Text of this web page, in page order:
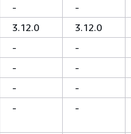
- -
3.12.0 3.12.0
- -
- -
- -
- -